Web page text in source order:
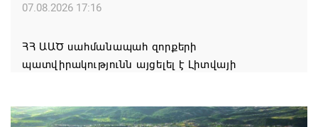
07.08.2026 17:16
ՀՀ ԱԱԾ սահմանապահ զորքերի
պատվիրակությունն այցելել է Լիտվայի
07.08.2026 16:57